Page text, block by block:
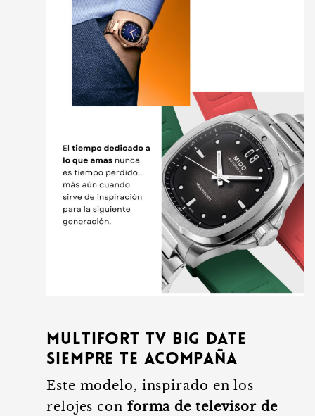
Multifort TV Big Date
siempre te acompaña
Este modelo, inspirado en los
relojes con forma de televisor de